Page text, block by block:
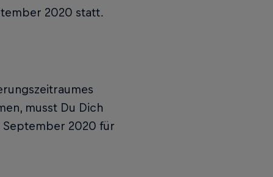
2020 statt.
musst Du Dich
September 2020 für